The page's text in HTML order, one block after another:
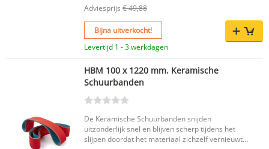
Adviesprijs € 49,88
Bijna uitverkocht!
Levertijd 1 - 3 werkdagen
HBM 100 x 1220 mm. Keramische
Schuurbanden
De Keramische Schuurbanden snijden
uitzonderlijk snel en blijven scherp tijdens het
slijpen doordat het materiaal zichzelf vernieuwt.